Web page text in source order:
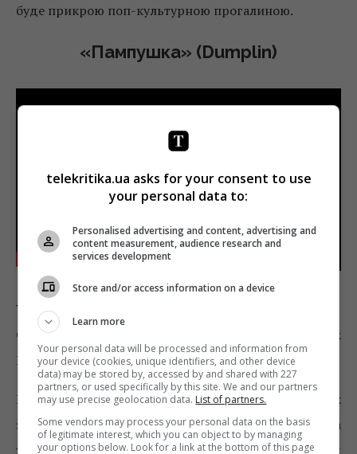
буде прикрою поп-культурною прогалиною.
«Пампушка» (Dumplin)
У ролях:
Одея Раш, Бекс Тейлор-Клаус, Дав Камерон, Люк
Бенвард
Після катастрофічного серіалу«Ненаситна»
Netflix
знову спробував щастя в питанні бодіпозитиву та
жіночої самореалізації. 7 грудня на сервісі відбувся
telekritika.ua asks for your consent to use
your personal data to:
Personalised advertising and content, advertising and
content measurement, audience research and
services development
Store and/or access information on a device
Learn more
Your personal data will be processed and information from
your device (cookies, unique identifiers, and other device
data) may be stored by, accessed by and shared with 227
partners, or used specifically by this site. We and our partners
may use precise geolocation data. List of partners.
Some vendors may process your personal data on the basis
of legitimate interest, which you can object to by managing
your options below. Look for a link at the bottom of this page